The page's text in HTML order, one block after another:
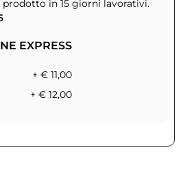
in 15 giorni lavorativi.
EXPRESS
+ € 11,00
+ € 12,00